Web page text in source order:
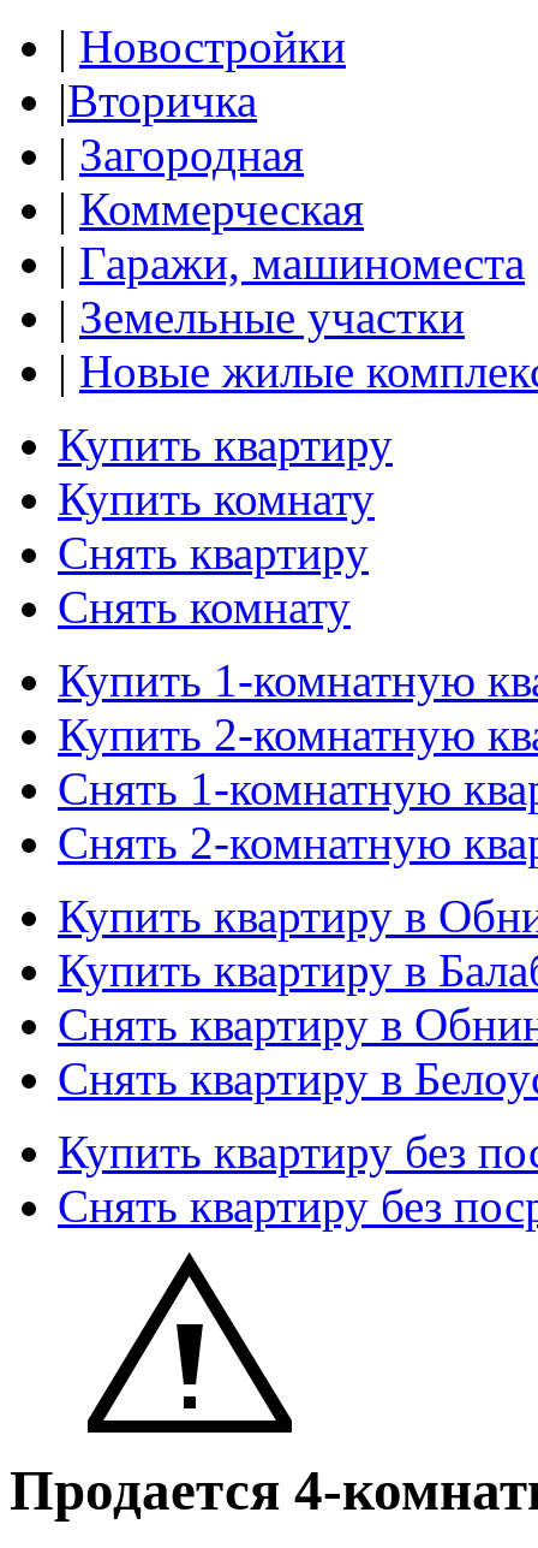
| Новостройки
|Вторичка
| Загородная
| Коммерческая
| Гаражи, машиноместа
| Земельные участки
| Новые жилые
Купить квартиру
Купить комнату
Снять квартиру
Снять комнату
Купить 1-комнатную
Купить 2-комнатную
Снять 1-комнатную
Снять 2-комнатную
Купить квартиру в
Купить квартиру в
Снять квартиру в
Снять квартиру в
Купить квартиру без
Снять квартиру без
Продается 4-